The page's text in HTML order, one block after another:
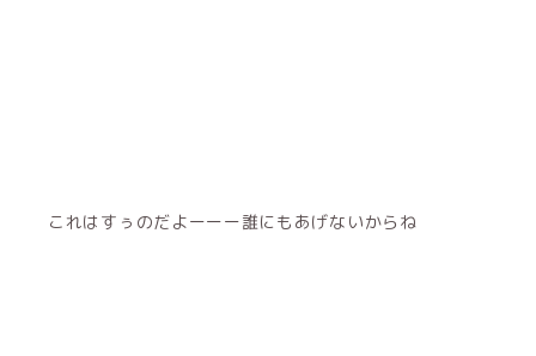
これはすぅのだよーーー誰にもあげないからね